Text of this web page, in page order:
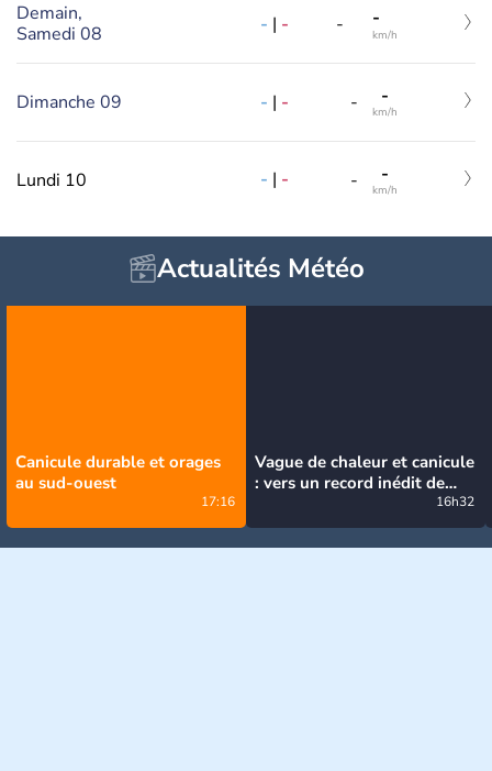
Demain,
Samedi 08
- | - - -
km/h
Dimanche 09 - | - - -
km/h
Lundi 10 - | - - -
km/h
Actualités Météo
Canicule durable et orages
au sud-ouest
17:16
Vague de chaleur et canicule
: vers un record inédit de
chaleur durable en France16h32